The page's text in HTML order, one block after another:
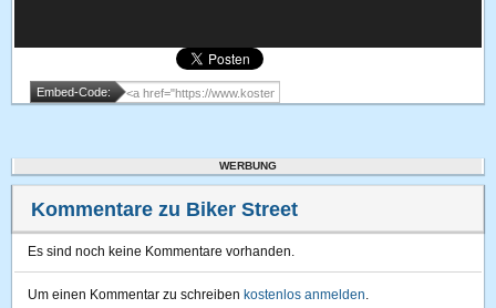
Embed-Code:
WERBUNG
Kommentare zu Biker Street
Es sind noch keine Kommentare vorhanden.
Um einen Kommentar zu schreiben kostenlos anmelden.